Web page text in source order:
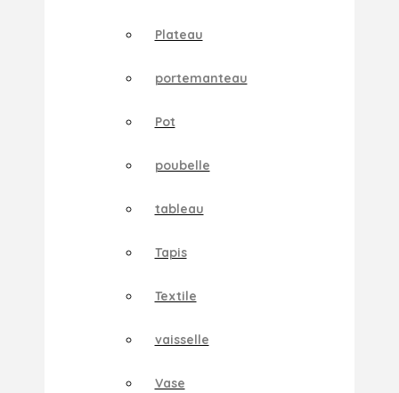
Plateau
portemanteau
Pot
poubelle
tableau
Tapis
Textile
vaisselle
Vase